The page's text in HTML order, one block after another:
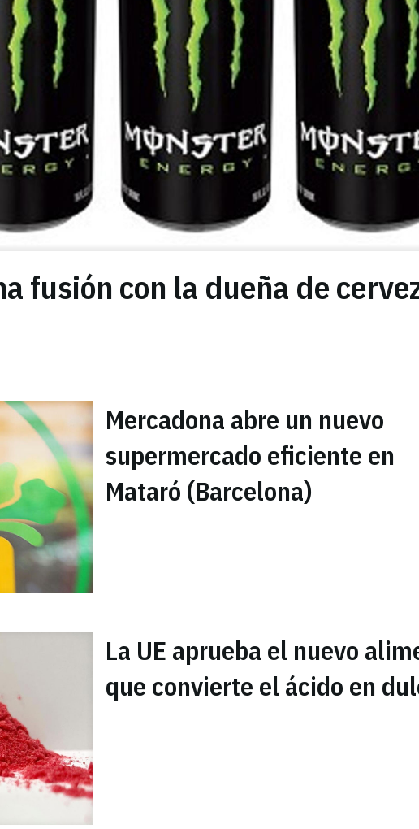
fusión con la dueña de
Mercadona abre un nuevo
supermercado eficiente en
Mataró (Barcelona)
La UE aprueba el nuevo
que convierte el ácido en